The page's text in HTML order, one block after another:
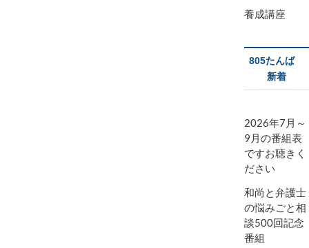
養成講座
805たんば
新着
2026年7月～
9月の番組表
ですお聴きく
ださい
和尚と弁護士
の悩みごと相
談500回記念
番組